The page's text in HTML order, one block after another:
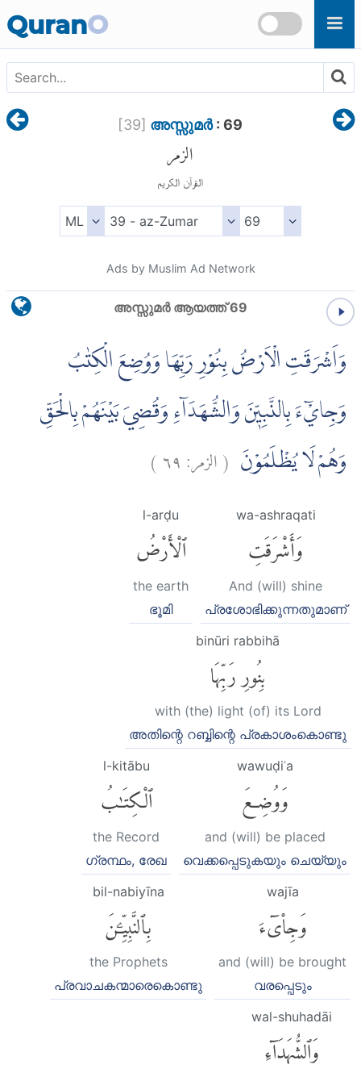
QuranO
[39] അസ്സുമര്‍: 69
الزمر
القرآن الكريم
Ads by Muslim Ad Network
അസ്സുമര്‍ ആയത്ത് 69
وَاَشْرَقَتِ الْاَرْضُ بِنُوْرِ رَبِّهَا وَوُضِعَ الْكِتٰبُ
وَجِايْۤءَ بِالنَّبِيّٖنَ وَالشُّهَدَاۤءِ وَقُضِيَ بَيْنَهُمْ بِالْحَقِّ
وَهُمْ لَا يُظْلَمُوْنَ (الزمر:٦٩)
wa-ashraqati
وَأَشْرَقَتِ
And (will) shine
പ്രശോഭിക്കുന്നതുമാണ്
l-arḍu
ٱلْأَرْضُ
the earth
ഭൂമി
binūri rabbihā
بِنُورِ رَبِّهَا
with (the) light (of) its Lord
അതിന്റെ റബ്ബിന്റെ പ്രകാശംകൊണ്ടു
wawuḍiʿa
وَوُضِعَ
and (will) be placed
വെക്കപ്പെടുകയും ചെയ്യും
l-kitābu
ٱلْكِتَٰبُ
the Record
ഗ്രന്ഥം, രേഖ
wajīa
وَجِا۟ىٓءَ
and (will) be brought
വരപ്പെടും
bil-nabiyīna
بِٱلنَّبِيِّۦنَ
the Prophets
പ്രവാചകന്മാരെകൊണ്ടു
wal-shuhadāi
وَٱلشُّهَدَآءِ